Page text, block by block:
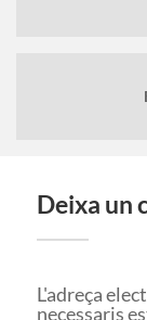
Deixa un
L'adreça
necessaris